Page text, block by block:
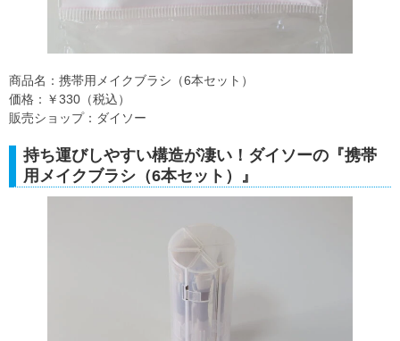
商品名：携帯用メイクブラシ（6本セット）
価格：￥330（税込）
販売ショップ：ダイソー
持ち運びしやすい構造が凄い！ダイソーの『携帯
用メイクブラシ（6本セット）』